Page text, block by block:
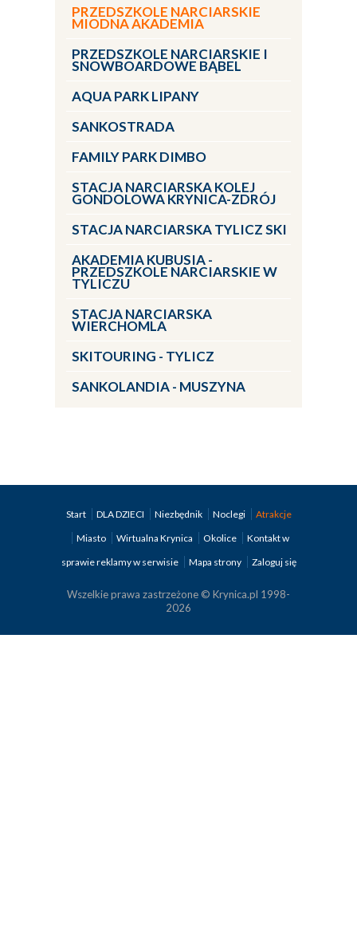
PRZEDSZKOLE NARCIARSKIE
MIODNA AKADEMIA
PRZEDSZKOLE NARCIARSKIE I
SNOWBOARDOWE BĄBEL
AQUA PARK LIPANY
SANKOSTRADA
FAMILY PARK DIMBO
STACJA NARCIARSKA KOLEJ
GONDOLOWA KRYNICA-ZDRÓJ
STACJA NARCIARSKA TYLICZ SKI
AKADEMIA KUBUSIA -
PRZEDSZKOLE NARCIARSKIE W
TYLICZU
STACJA NARCIARSKA
WIERCHOMLA
SKITOURING - TYLICZ
SANKOLANDIA - MUSZYNA
Start DLA DZIECI Niezbędnik Noclegi
Atrakcje
Miasto
Wirtualna Krynica Okolice
Kontakt w
sprawie reklamy w serwisie
Mapa strony Zaloguj się
Wszelkie prawa zastrzeżone © Krynica.pl 1998-
2026